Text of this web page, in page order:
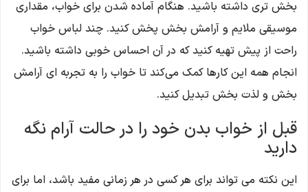
بخش ‌تری داشته باشید. هنگام آماده شدن برای خواب، مقداری
موسیقی ملایم و آرامش بخش پخش کنید. چند لباس خواب
راحت از پیش تهیه کنید که در آن احساس خوبی داشته باشید.
انجام همه این کارها کمک می‌کند تا خواب را به تجربه‌ ای آرامش
‌بخش و لذت ‌بخش تبدیل کنید.
قبل از خواب بدن خود را در حالت آرام نگه
دارید
این نکته می تواند برای هر کسی در هر زمانی مفید باشد، اما برای